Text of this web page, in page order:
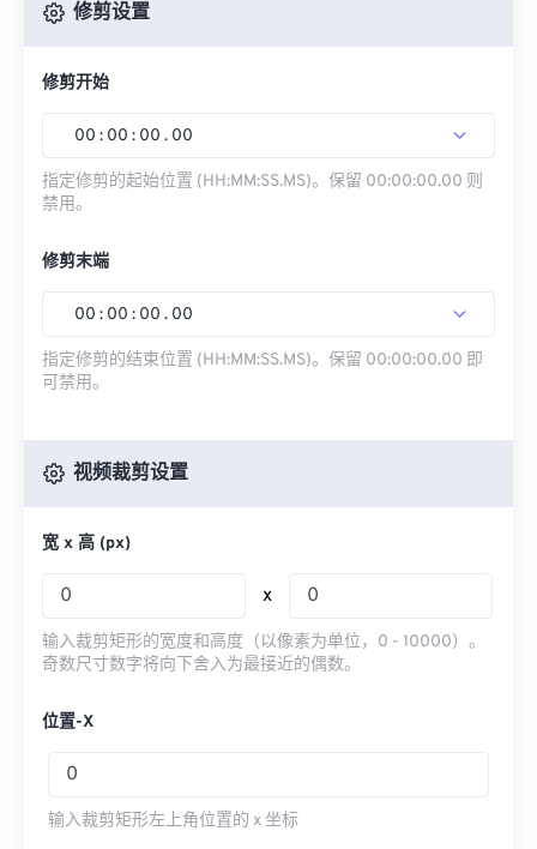
修剪设置
修剪开始
00 : 00 : 00 . 00
指定修剪的起始位置 (HH:MM:SS.MS)。保留 00:00:00.00 则
禁用。
修剪末端
00 : 00 : 00 . 00
指定修剪的结束位置 (HH:MM:SS.MS)。保留 00:00:00.00 即
可禁用。
视频裁剪设置
宽 x 高 (px)
x
输入裁剪矩形的宽度和高度（以像素为单位，0 - 10000）。
奇数尺寸数字将向下舍入为最接近的偶数。
位置-X
输入裁剪矩形左上角位置的 x 坐标